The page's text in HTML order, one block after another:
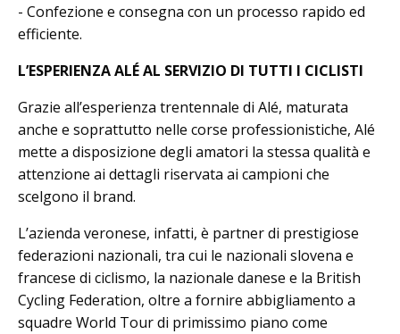
- Confezione e consegna con un processo rapido ed
efficiente.
L’ESPERIENZA ALÉ AL SERVIZIO DI TUTTI I CICLISTI
Grazie all’esperienza trentennale di Alé, maturata
anche e soprattutto nelle corse professionistiche, Alé
mette a disposizione degli amatori la stessa qualità e
attenzione ai dettagli riservata ai campioni che
scelgono il brand.
L’azienda veronese, infatti, è partner di prestigiose
federazioni nazionali, tra cui le nazionali slovena e
francese di ciclismo, la nazionale danese e la British
Cycling Federation, oltre a fornire abbigliamento a
squadre World Tour di primissimo piano come